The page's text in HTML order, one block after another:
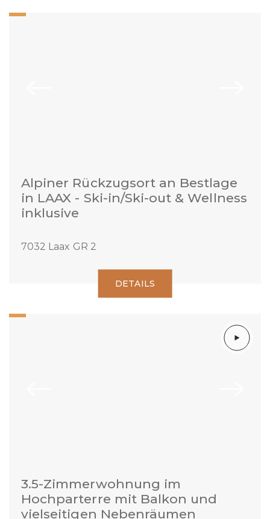
Alpiner Rückzugsort an Bestlage
in LAAX - Ski-in/Ski-out & Wellness
inklusive
7032 Laax GR 2
DETAILS
3.5-Zimmerwohnung im
Hochparterre mit Balkon und
vielseitigen Nebenräumen